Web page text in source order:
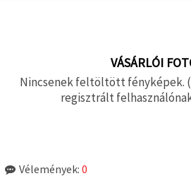
VÁSÁRLÓI
Nincsenek feltöltött fényképek.
regisztrált
Vélemények: 0